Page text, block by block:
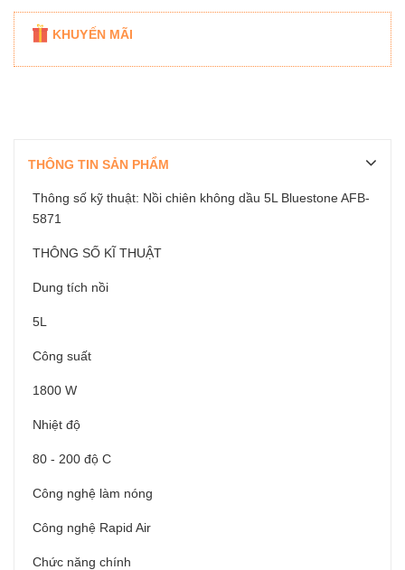
KHUYẾN MÃI
THÔNG TIN SẢN PHẨM
Thông số kỹ thuật: Nồi chiên không dầu 5L Bluestone AFB-
5871
THÔNG SỐ KĨ THUẬT
Dung tích nồi
5L
Công suất
1800 W
Nhiệt độ
80 - 200 độ C
Công nghệ làm nóng
Công nghệ Rapid Air
Chức năng chính